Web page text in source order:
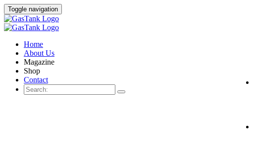
Toggle navigation
Home
About Us
Magazine
Shop
Contact